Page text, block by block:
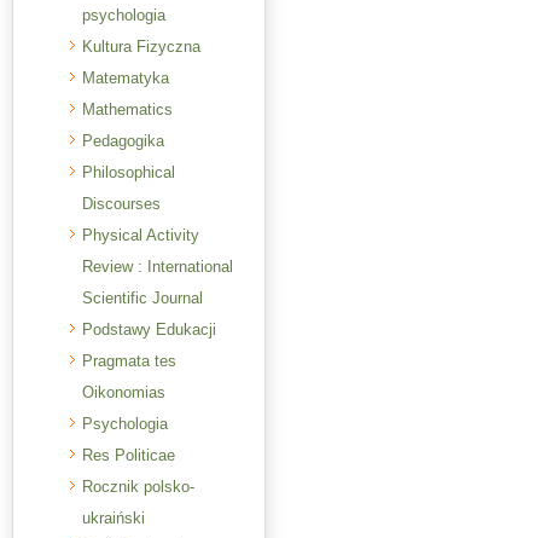
psychologia
Kultura Fizyczna
Matematyka
Mathematics
Pedagogika
Philosophical
Discourses
Physical Activity
Review : International
Scientific Journal
Podstawy Edukacji
Pragmata tes
Oikonomias
Psychologia
Res Politicae
Rocznik polsko-
ukraiński